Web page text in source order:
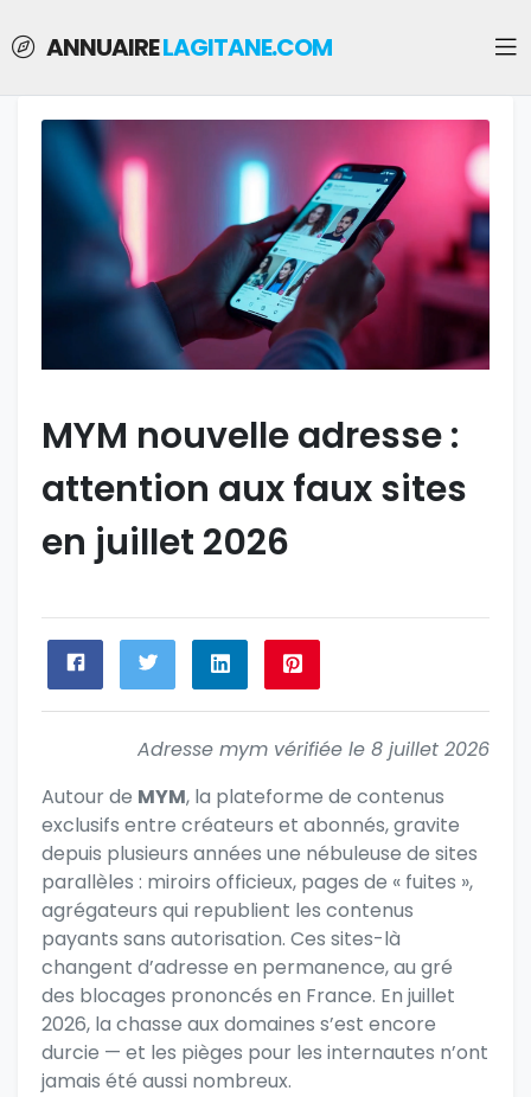
ANNUAIRELAGITANE.COM
MYM nouvelle adresse :
attention aux faux sites
en juillet 2026
Adresse mym vérifiée le 8 juillet 2026
Autour de MYM, la plateforme de contenus
exclusifs entre créateurs et abonnés, gravite
depuis plusieurs années une nébuleuse de sites
parallèles : miroirs officieux, pages de « fuites »,
agrégateurs qui republient les contenus
payants sans autorisation. Ces sites-là
changent d’adresse en permanence, au gré
des blocages prononcés en France. En juillet
2026, la chasse aux domaines s’est encore
durcie — et les pièges pour les internautes n’ont
jamais été aussi nombreux.